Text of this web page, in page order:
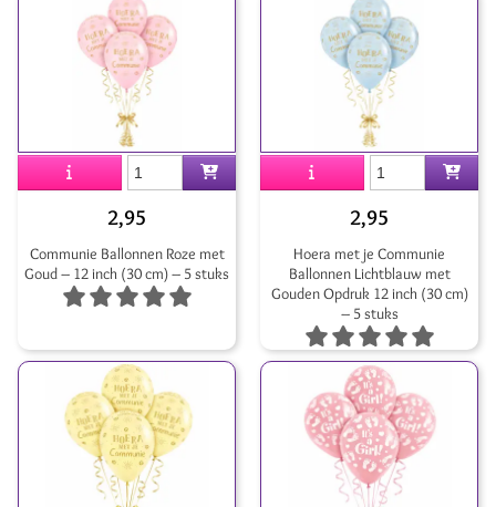
2,95
Communie Ballonnen Roze met
Goud – 12 inch (30 cm) – 5 stuks
2,95
Hoera met je Communie
Ballonnen Lichtblauw met
Gouden Opdruk 12 inch (30 cm)
– 5 stuks